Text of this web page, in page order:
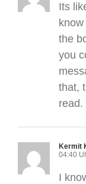
Its
the
you
that,
read.
Kermit
04:40
I